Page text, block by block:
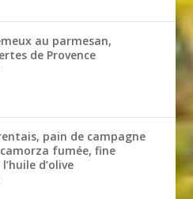
au parmesan,
de Provence
pain de campagne
fumée, fine
d’olive